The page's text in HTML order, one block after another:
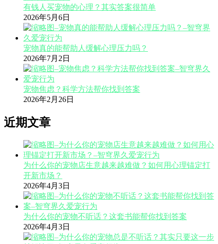
有钱人买宠物的心理？其实答案很简单
2026年5月6日
宠物真的能帮助人缓解心理压力吗？
2026年7月2日
宠物焦虑？科学方法帮你找到答案
2026年2月26日
近期文章
为什么你的宠物店生意越来越难做？如何用心理锚定打
开新市场？
2026年4月3日
为什么你的宠物不听话？这套书能帮你找到答案
2026年4月3日